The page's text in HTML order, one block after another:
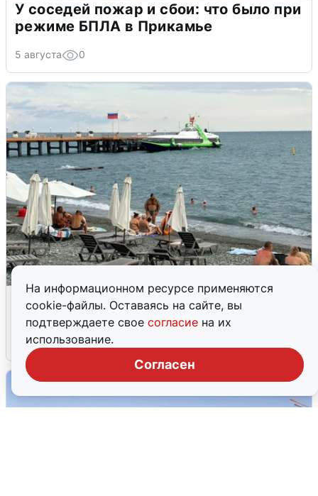
На информационном ресурсе применяются
cookie-файлы. Оставаясь на сайте, вы
подтверждаете свое согласие на их
использование.
Согласен
У соседей пожар и сбои: что было при
режиме БПЛА в Прикамье
5 августа 0
Жители и туристы Сочи рассказали
об атаке БПЛА 5 августа
5 августа 0